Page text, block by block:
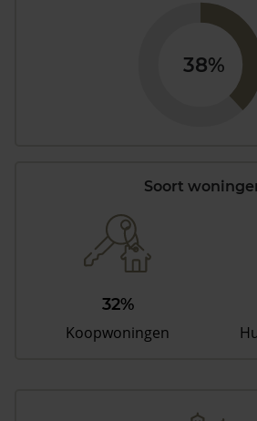
38%
Soort
32%
Koopwoningen